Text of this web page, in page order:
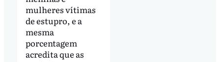
mulheres vítimas
de estupro, e a
mesma
porcentagem
acredita que as